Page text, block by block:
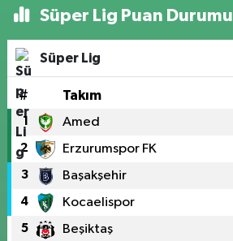
Süper Lig Puan Durumu
Süper Lig
# Takım
1 Amed
2 Erzurumspor FK
3 Başakşehir
4 Kocaelispor
5 Beşiktaş